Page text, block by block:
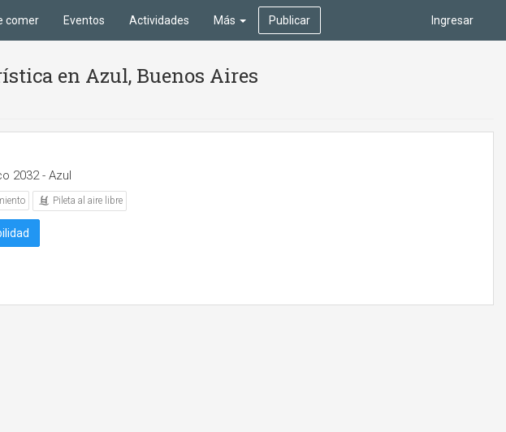
Ingresar
comer Eventos Actividades Más Publicar
en Azul, Buenos Aires
2032 - Azul
Pileta al aire libre